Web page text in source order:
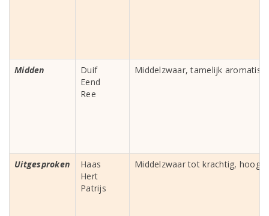
Midden
Duif
Eend
Ree
Middelzwaar, tamelijk
Uitgesproken
Haas
Hert
Patrijs
Middelzwaar tot krachtig, hoog